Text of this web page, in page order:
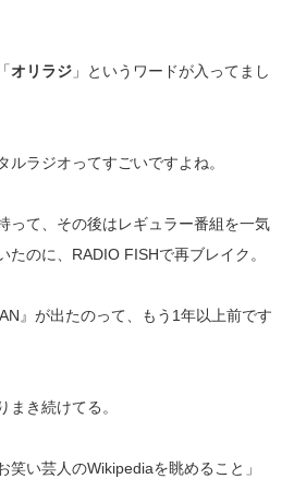
オリラジ 」というワードが入ってまし
ルラジオってすごいですよね。
って、その後はレギュラー番組を一気
たのに、RADIO FISHで再ブレイク。
』が出たのって、もう1年以上前です
まき続けてる。
笑い芸人のWikipediaを眺めること」